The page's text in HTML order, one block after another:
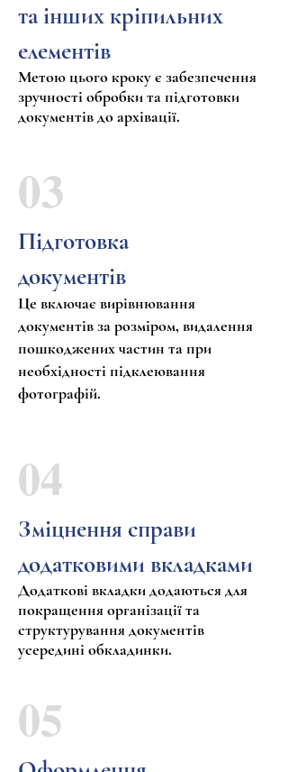
та інших кріпильних
елементів
Метою цього кроку є забезпечення
зручності обробки та підготовки
документів до архівації.
03
Підготовка
документів
Це включає вирівнювання
документів за розміром, видалення
пошкоджених частин та при
необхідності підклеювання
фотографій.
04
Зміцнення справи
додатковими вкладками
Додаткові вкладки додаються для
покращення організації та
структурування документів
усередині обкладинки.
05